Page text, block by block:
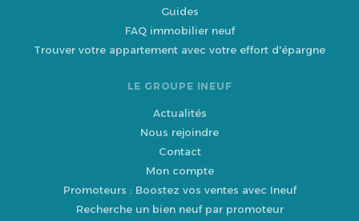
Guides
FAQ immobilier neuf
Trouver votre appartement avec votre effort d'épargne
LE GROUPE INEUF
Actualités
Nous rejoindre
Contact
Mon compte
Promoteurs : Boostez vos ventes avec Ineuf
Recherche un bien neuf par promoteur